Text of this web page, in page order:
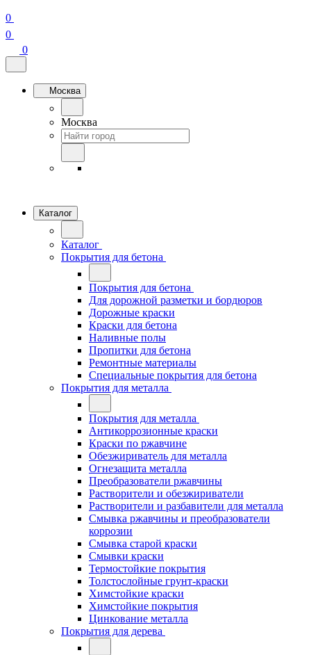
0
0
0
Москва
Москва
Каталог
Каталог
Покрытия для бетона
Покрытия для бетона
Для дорожной разметки и бордюров
Дорожные краски
Краски для бетона
Наливные полы
Пропитки для бетона
Ремонтные материалы
Специальные покрытия для бетона
Покрытия для металла
Покрытия для металла
Антикоррозионные краски
Краски по ржавчине
Обезжириватель для металла
Огнезащита металла
Преобразователи ржавчины
Растворители и обезжириватели
Растворители и разбавители для металла
Смывка ржавчины и преобразователи
коррозии
Смывка старой краски
Смывки краски
Термостойкие покрытия
Толстослойные грунт-краски
Химстойкие краски
Химстойкие покрытия
Цинкование металла
Покрытия для дерева